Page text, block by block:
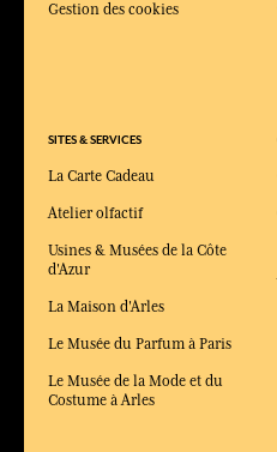
Gestion des cookies
SITES & SERVICES
La Carte Cadeau
Atelier olfactif
Usines & Musées de la Côte
d'Azur
La Maison d'Arles
Le Musée du Parfum à Paris
Le Musée de la Mode et du
Costume à Arles